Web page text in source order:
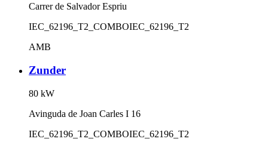
Carrer de Salvador Espriu
IEC_62196_T2_COMBOIEC_62196_T2
AMB
Zunder
80 kW
Avinguda de Joan Carles I 16
IEC_62196_T2_COMBOIEC_62196_T2